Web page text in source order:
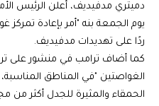
دميتري مدفيديف، أعلن الرئيس
يوم الجمعة بنه "أمر بإعادة تمركز
ردًا على تهديدات مدفيديف.
كما أضاف ترامب في منشور على
الغواصتين "في المناطق
الحمقاء والمثيرة للجدل أكثر من